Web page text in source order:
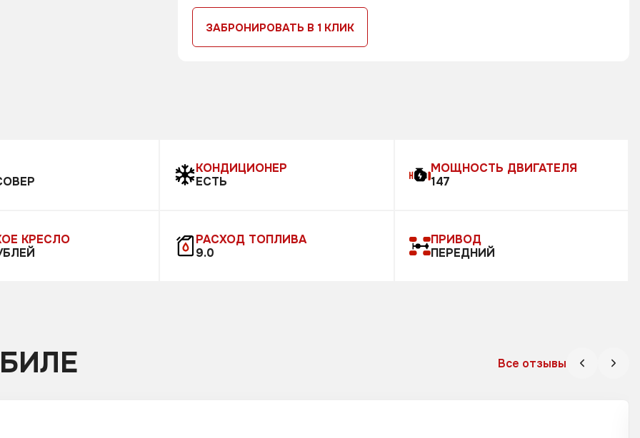
ЗАБРОНИРОВАТЬ В 1 КЛИК
КОНДИЦИОНЕР
ЕСТЬ
МОЩНОСТЬ ДВИГАТЕЛЯ
147
КРЕСЛО
РАСХОД ТОПЛИВА
9.0
ПРИВОД
ПЕРЕДНИЙ
Все отзывы